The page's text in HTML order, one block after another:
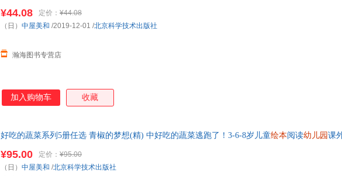
¥44.08 定价： ¥44.08
瀚海图书专营店
（日） 中屋美和 /2019-12-01 /北京科学技术出版社
加入购物车 收藏
好吃的蔬菜系列5册任选 青椒的梦想(精) 中好吃的蔬菜逃跑了！3-6-8岁儿童绘本阅读幼儿园 课
¥95.00 定价： ¥95.00
（日） 中屋美和 /北京科学技术出版社